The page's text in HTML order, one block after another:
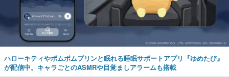
ハローキティやポムポムプリンと眠れる睡眠サポートアプリ『ゆめたび』
が配信中。キャラごとのASMRや目覚ましアラームも搭載